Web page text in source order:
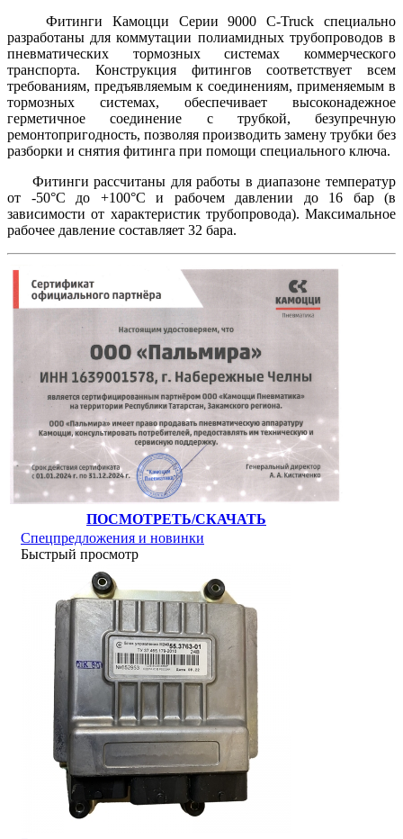
Фитинги Камоцци Серии 9000 C-Truck специально
разработаны для коммутации полиамидных трубопроводов в
пневматических тормозных системах коммерческого
транспорта. Конструкция фитингов соответствует всем
требованиям, предъявляемым к соединениям, применяемым в
тормозных системах, обеспечивает высоконадежное
герметичное соединение с трубкой, безупречную
ремонтопригодность, позволяя производить замену трубки без
разборки и снятия фитинга при помощи специального ключа.
Фитинги рассчитаны для работы в диапазоне температур
от -50°C до +100°C и рабочем давлении до 16 бар (в
зависимости от характеристик трубопровода). Максимальное
рабочее давление составляет 32 бара.
ПОСМОТРЕТЬ/СКАЧАТЬ
Спецпредложения и новинки
Быстрый просмотр